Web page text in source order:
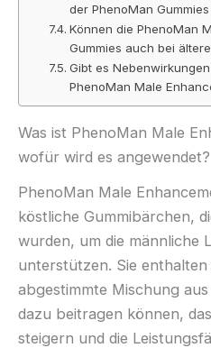
der PhenoMan
Können die PhenoMan
Gummies auch bei
Gibt es
PhenoMan Male
Was ist PhenoMan Male
wofür wird es angewendet?
PhenoMan Male
köstliche Gummibärchen,
wurden, um die männliche
unterstützen. Sie
abgestimmte Mischung
dazu beitragen können,
steigern und die